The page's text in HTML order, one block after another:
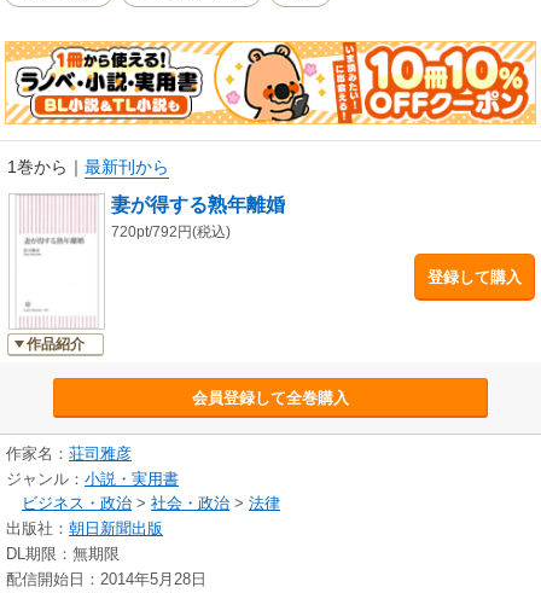
1巻から ｜ 最新刊から
作品紹介
妻が得する熟年離婚
720pt/792円(税込)
登録して購入
会員登録して全巻購入
作家名： 荘司雅彦
ジャンル： 小説・実用書
ビジネス・政治 > 社会・政治 > 法律
出版社： 朝日新聞出版
DL期限：無期限
配信開始日：2014年5月28日